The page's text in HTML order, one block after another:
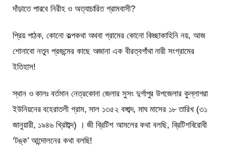
দাঁড়াতে পারবে নিরীহ ও অত্যাচারিত গ্রামবাসী?
প্রিয় পাঠক, কোনো কল্পকথা অথবা গ্রামের কোনো কিচ্ছাকাহিনি নয়, আজ
শোনাবো নতুন প্রজন্মের কাছে অজানা এক বীরত্বগাঁথা নারী সংগ্রামের
ইতিহাস!
স্থান ও কালঃ বর্তমান নেত্রকোনা জেলার সুসং দুর্গাপুর উপজেলার কুল্লাগরা
ইউনিয়নের বহেরাতলী গ্রাম, সাল ১৩৫২ বঙ্গাব্দ, মাঘ মাসের ১৮ তারিখ (৩১
জানুয়ারী, ১৯৪৬ খ্রিষ্টাব্দ) । জী ব্রিটিশ আমলের কথা বলছি, ব্রিটিশবিরোধী
‘টঙ্ক’ আন্দোলনের কথা বলছি!